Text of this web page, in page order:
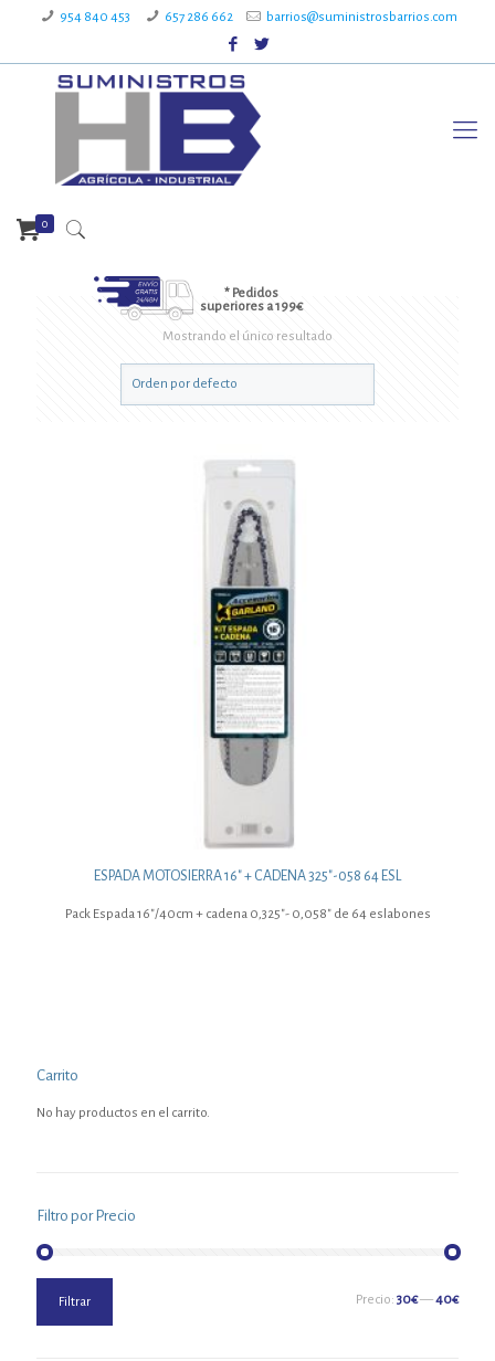
954 840 453 657 286 662 barrios@suministrosbarrios.com
* Pedidos
superiores a 199€
0
Mostrando el único resultado
ESPADA MOTOSIERRA 16″ + CADENA 325″-058 64 ESL
Pack Espada 16″/40cm + cadena 0,325″- 0,058″ de 64 eslabones
Carrito
No hay productos en el carrito.
Filtro por Precio
mínimo
máximo
Filtrar Precio: 30€—40€